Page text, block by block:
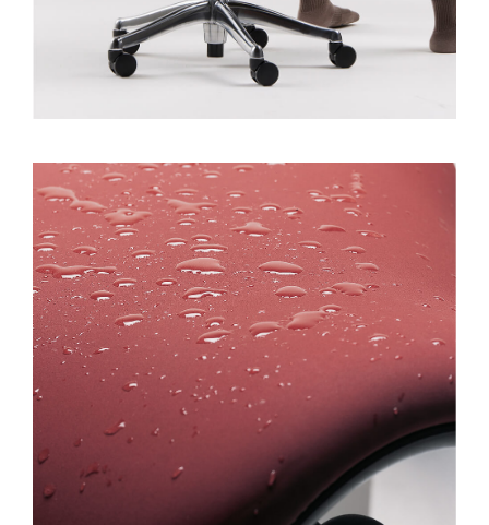
注册
SIGN IN WITH SSO
忘记密码
中文
Select
Region